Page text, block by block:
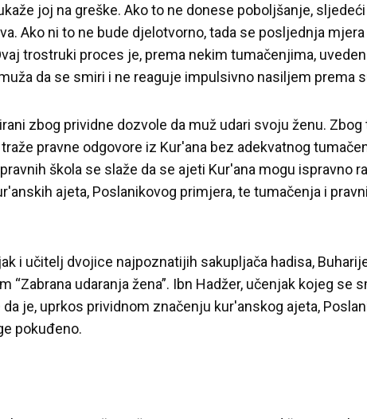
joj na greške. Ako to ne donese poboljšanje,
Ako ni to ne bude djelotvorno, tada se posljednja
trostruki proces je, prema nekim tumačenjima,
da se smiri i ne reaguje impulsivno nasiljem prema
zbog prividne dozvole da muž udari svoju ženu. Zbog
pravne odgovore iz Kur'ana bez adekvatnog
škola se slaže da se ajeti Kur'ana mogu ispravno
ajeta, Poslanikovog primjera, te tumačenja i
i učitelj dvojice najpoznatijih sakupljača hadisa,
udaranja žena”. Ibn Hadžer, učenjak kojeg se
je, uprkos prividnom značenju kur'anskog ajeta,
pokuđeno.